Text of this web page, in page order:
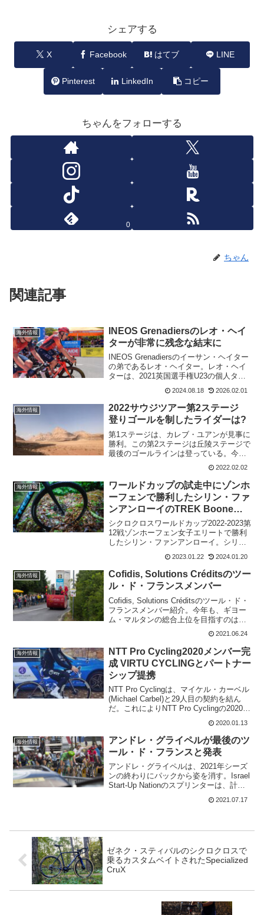
シェアする
X Facebook はてブ LINE
Pinterest LinkedIn コピー
ちゃんをフォローする
0
ちゃん
関連記事
海外情報
INEOS Grenadiersのレオ・ヘイ
ターが非常に残念な結末に
INEOS Grenadiersのイーサン・ヘイター
の弟であるレオ・ヘイター。レオ・ヘイ
ターは、2021英国選手権U23の個人タイ
ムトライヤルで優勝。兄のイーサン・ヘ
イターはエリートで優勝。兄弟揃って英
国チャンピオンとなっていた。2022年...
2024.08.18 2026.02.01
海外情報
2022サウジツアー第2ステージ
登りゴールを制したライダーは?
第1ステージは、カレブ・ユアンが見事に
勝利。この第2ステージは丘陵ステージで
最後のゴールラインは登っている。今日
はパンチャーが活躍する日かな。第2ステ
ージ タイバ大学～アブ・ラカ
163.9km第2ステージの開始は、メディナ
で行われる。タイ...
2022.02.02
海外情報
ワールドカップの試走中にゾンホ
ーフェンで勝利したシリン・ファ
ンアンローイのTREK Booneが
盗まれる!
シクロクロスワールドカップ2022-2023第
12戦ゾンホーフェン女子エリートで勝利
したシリン・ファンアンローイ。シリ
ン・ファンアンローイは、目下3連勝中で
ノリに乗っている。だが、スペインのベ
ニドルムで行われるワールドカップ第14
戦ベニドル...
2023.01.22 2024.01.20
海外情報
Cofidis, Solutions Créditsのツー
ル・ド・フランスメンバー
Cofidis, Solutions Créditsのツール・ド・
フランスメンバー紹介。今年も、ギヨー
ム・マルタンの総合上位を目指すのは変
わらない。スプリンターステージでは、
クリストフ・ラポルトが勝利を狙う。
2020年に、ワールドツアーチー...
2021.06.24
海外情報
NTT Pro Cycling2020メンバー完
成 VIRTU CYCLINGとパートナー
シップ提携
NTT Pro Cyclingは、マイケル・カーベル
(Michael Carbel)と29人目の契約を結ん
だ。これによりNTT Pro Cyclingの2020年
ル・カーベルは24歳のデンマーク人。今
シー...
2020.01.13
海外情報
アンドレ・グライペルが最後のツ
ール・ド・フランスと発表
アンドレ・グライペルは、2021年シーズ
ンの終わりにパックから姿を消す。Israel
Start-Up Nationのスプリンターは、計画
よりも1年早く引退することになる。これ
は、アンドレ・グライペルが最後のツー
2021.07.17
ゼネク・スティバルのシクロクロスで
乗るカスタムベイトされたSpecialized
CruX